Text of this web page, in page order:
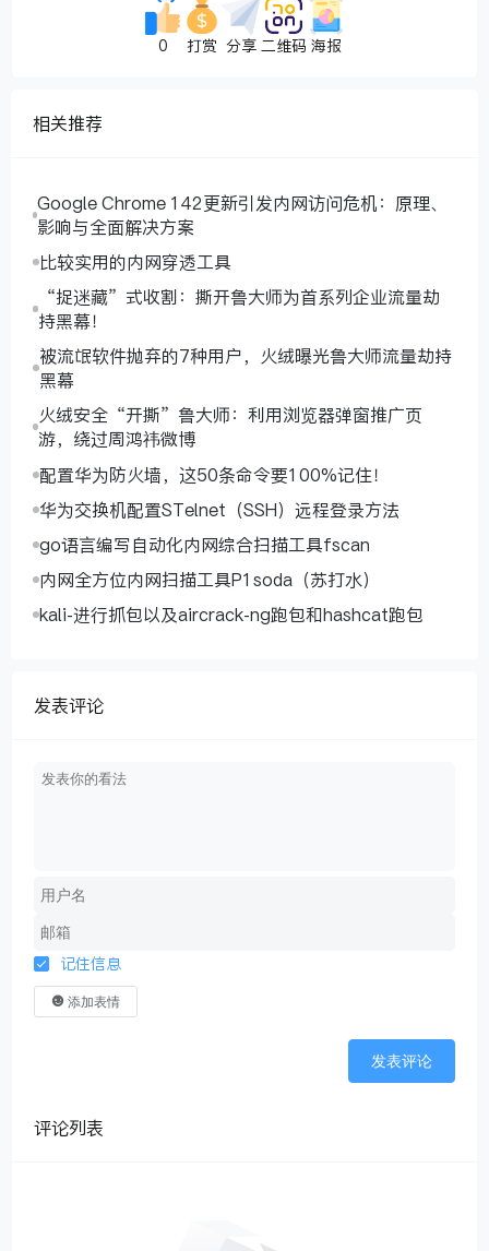
0 打赏 分享 二维码 海报
相关推荐
Google Chrome 142更新引发内网访问危机：原理、
影响与全面解决方案
比较实用的内网穿透工具
“捉迷藏”式收割：撕开鲁大师为首系列企业流量劫
持黑幕！
被流氓软件抛弃的7种用户，火绒曝光鲁大师流量劫持
黑幕
火绒安全“开撕”鲁大师：利用浏览器弹窗推广页
游，绕过周鸿祎微博
配置华为防火墙，这50条命令要100%记住！
华为交换机配置STelnet（SSH）远程登录方法
go语言编写自动化内网综合扫描工具fscan
内网全方位内网扫描工具P1soda（苏打水）
kali-进行抓包以及aircrack-ng跑包和hashcat跑包
发表评论
记住信息
添加表情
发表评论
评论列表